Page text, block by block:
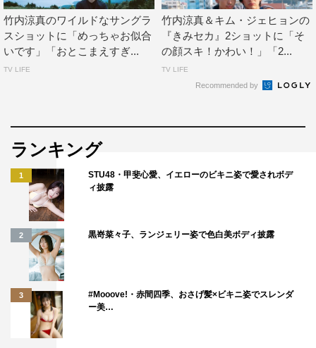
竹内涼真のワイルドなサングラ
スショットに「めっちゃお似合
いです」「おとこまえすぎ...
TV LIFE
竹内涼真＆キム・ジェヒョンの
『きみセカ』2ショットに「そ
の顔スキ！かわい！」「2...
TV LIFE
Recommended by
ランキング
1
STU48・甲斐心愛、イエローのビキニ姿で愛されボデ
ィ披露
2 黒嵜菜々子、ランジェリー姿で色白美ボディ披露
3
#Mooove!・赤間四季、おさげ髪×ビキニ姿でスレンダ
ー美…